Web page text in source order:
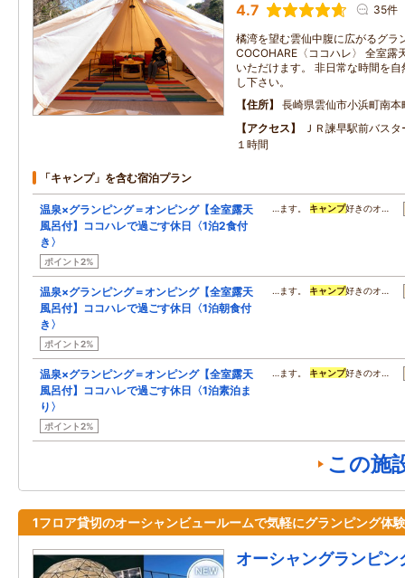
4.7 35件
橘湾を望む雲仙中腹に広がるグラ
COCOHARE〈ココハレ〉 全室露
いただけます。 非日常な時間を
し下さい。
住所
長崎県雲仙市小浜町南本
アクセス
ＪＲ諫早駅前バス
１時間
「キャンプ」を含む宿泊プラン
温泉×グランピング＝オンピング【全室露天
風呂付】ココハレで過ごす休日〈1泊2食付
き〉
ポイント2%
…ます。 キャンプ好きのオ…
温泉×グランピング＝オンピング【全室露天
風呂付】ココハレで過ごす休日〈1泊朝食付
き〉
ポイント2%
…ます。 キャンプ好きのオ…
温泉×グランピング＝オンピング【全室露天
風呂付】ココハレで過ごす休日〈1泊素泊ま
り〉
ポイント2%
…ます。 キャンプ好きのオ…
この施
1フロア貸切のオーシャンビュールームで気軽にグランピング体
オーシャングランピン